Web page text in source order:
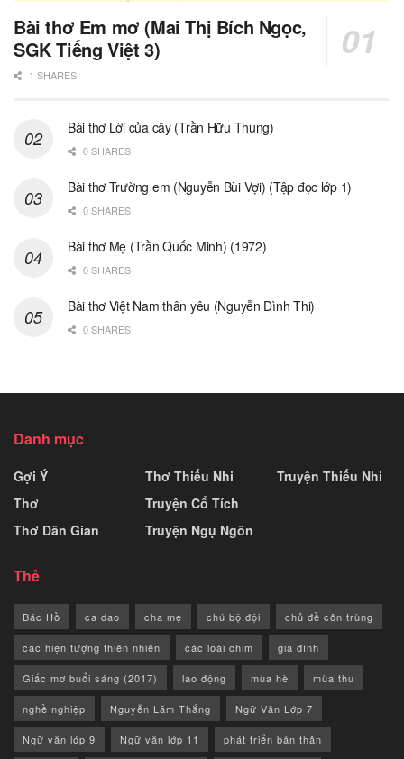
Bài thơ Em mơ (Mai Thị Bích Ngọc,
SGK Tiếng Việt 3)
1 SHARES
Bài thơ Lời của cây (Trần Hữu Thung)
0 SHARES
Bài thơ Trường em (Nguyễn Bùi Vợi) (Tập đọc lớp 1)
0 SHARES
Bài thơ Mẹ (Trần Quốc Minh) (1972)
0 SHARES
Bài thơ Việt Nam thân yêu (Nguyễn Đình Thi)
0 SHARES
Danh mục
Gợi Ý
Thơ
Thơ Dân Gian
Thơ Thiếu Nhi
Truyện Cổ Tích
Truyện Ngụ Ngôn
Truyện Thiếu Nhi
Thẻ
Bác Hồ ca dao cha mẹ chú bộ đội chủ đề côn trùng
các hiện tượng thiên nhiên các loài chim gia đình
Giấc mơ buổi sáng (2017) lao động mùa hè mùa thu
nghề nghiệp Nguyễn Lãm Thắng Ngữ Văn Lớp 7
Ngữ văn lớp 9 Ngữ văn lớp 11 phát triển bản thân